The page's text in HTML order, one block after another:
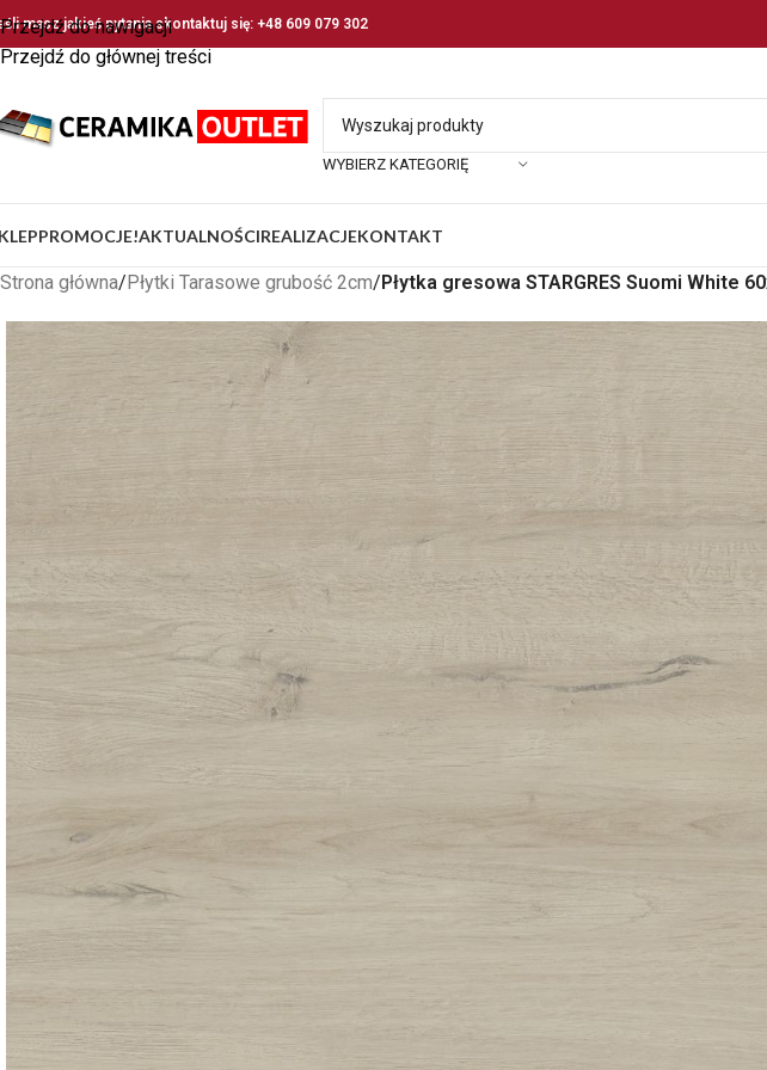
Przejdź do nawigacji
Przejdź do głównej treści
masz jakieś pytania skontaktuj się: +48 609 079 302
WYBIERZ KATEGORIĘ
PROMOCJE!AKTUALNOŚCIREALIZACJEKONTAKT
Strona główna/Płytki Tarasowe grubość 2cm/Płytka gresowa STARGRES Suomi White